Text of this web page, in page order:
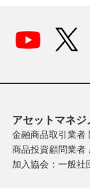
アセットマネ
金融商品取引業者
商品投資顧問業者
加入協会：一般社